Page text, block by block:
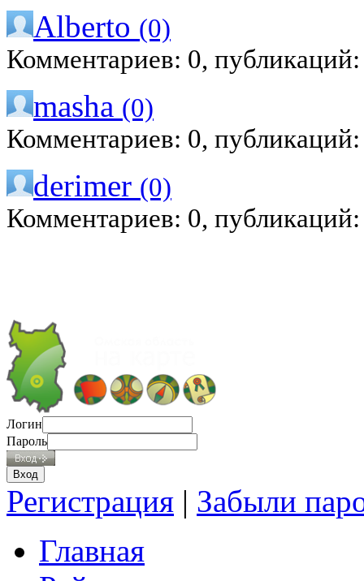
Alberto (0)
Комментариев: 0,
masha (0)
Комментариев: 0,
derimer (0)
Комментариев: 0,
Логин
Пароль
Регистрация | Забыли
Главная